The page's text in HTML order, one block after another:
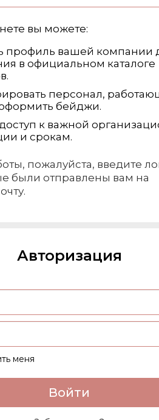
вы можете:
профиль вашей компании
в официальном каталоге
персонал,
бейджи.
к важной
и срокам.
пожалуйста, введите
были отправлены вам на
Авторизация
меня
Войти